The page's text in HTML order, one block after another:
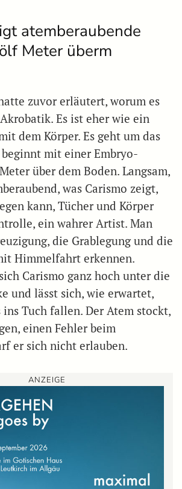
atemberaubende
Meter überm
zuvor erläutert, worum es
Es ist eher wie ein
dem Körper. Es geht um das
beginnt mit einer Embryo-
über dem Boden. Langsam,
was Carismo zeigt,
kann, Tücher und Körper
ein wahrer Artist. Man
die Grablegung und die
Himmelfahrt erkennen.
Carismo ganz hoch unter die
und lässt sich, wie erwartet,
ins Tuch fallen. Der Atem stockt,
einen Fehler beim
er sich nicht erlauben.
ANZEIGE